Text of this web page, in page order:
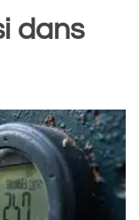
dans